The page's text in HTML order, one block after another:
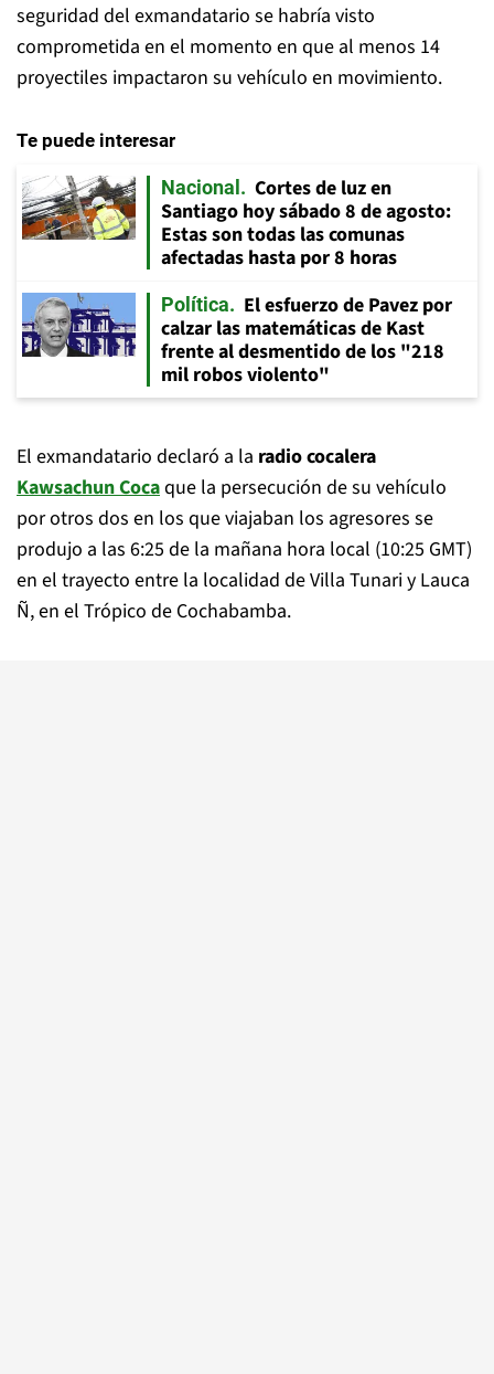
seguridad del exmandatario se habría visto
comprometida en el momento en que al menos 14
proyectiles impactaron su vehículo en movimiento.
Te puede interesar
Nacional
Cortes de luz en
Santiago hoy sábado 8 de agosto:
Estas son todas las comunas
afectadas hasta por 8 horas
Política
El esfuerzo de Pavez por
calzar las matemáticas de Kast
frente al desmentido de los "218
mil robos violento"
El exmandatario declaró a la radio cocalera
Kawsachun Cocaque la persecución de su vehículo
por otros dos en los que viajaban los agresores se
produjo a las 6:25 de la mañana hora local (10:25 GMT)
en el trayecto entre la localidad de Villa Tunari y Lauca
Ñ, en el Trópico de Cochabamba.